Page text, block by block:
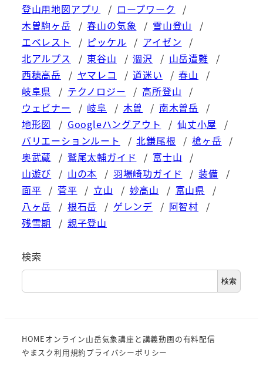
登山用地図アプリ
ロープワーク
木曽駒ヶ岳
春山の気象
雪山登山
エベレスト
ピッケル
アイゼン
北アルプス
東谷山 涸沢
山岳遭難
西穂高岳
ヤマレコ 道迷い
春山
岐阜県
テクノロジー
高所登山
ウェビナー
岐阜 木曽
南木曽岳
地形図
Googleハングアウト
仙丈小屋
バリエーションルート
北鎌尾根
槍ヶ岳
奥武蔵
鷲尾太輔ガイド
富士山
山遊び
山の本 羽場崎功ガイド
装備
面平
菅平 立山 妙高山
富山県
八ヶ岳
根石岳 ゲレンデ
阿智村
残雪期
親子登山
検索
検索
HOMEオンライン山岳気象講座と講義動画の有料配信
やまスク利用規約プライバシーポリシー